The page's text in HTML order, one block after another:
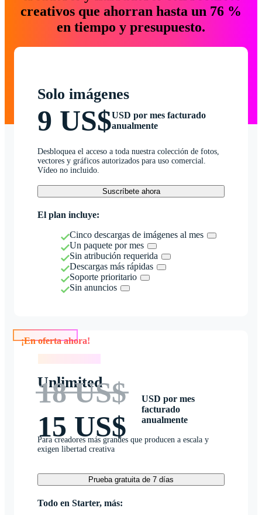
creativos que ahorran hasta un 76 %
en tiempo y presupuesto.
Solo imágenes
9 US$USD por mes facturado
anualmente
Desbloquea el acceso a toda nuestra colección de fotos,
vectores y gráficos autorizados para uso comercial.
Vídeo no incluido.
Suscríbete ahora
El plan incluye:
Cinco descargas de imágenes al mes
Un paquete por mes
Sin atribución requerida
Descargas más rápidas
Soporte prioritario
Sin anuncios
Unlimited
18 US$
15 US$
USD por mes
facturado
anualmente
Para creadores más grandes que producen a escala y
exigen libertad creativa
Prueba gratuita de 7 días
Todo en Starter, más: